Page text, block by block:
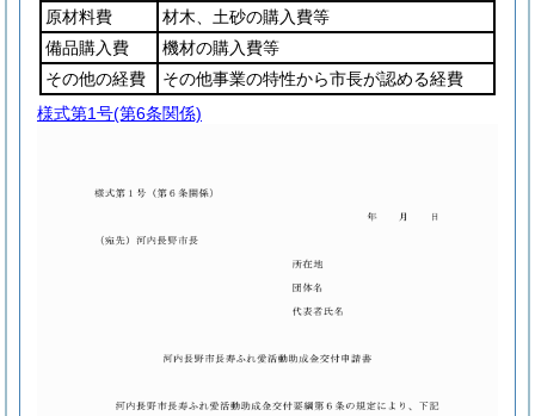
原材料費
材木、土砂の購入費等
備品購入費
機材の購入費等
その他の経費
その他事業の特性から市長が認める経費
様式第1号(第6条関係)